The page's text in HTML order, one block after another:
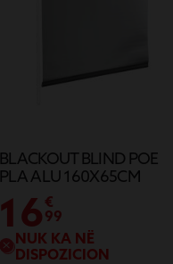
BLACKOUT BLIND POE
PLA ALU 160X65CM
16 €
99
NUK KA NË
DISPOZICION